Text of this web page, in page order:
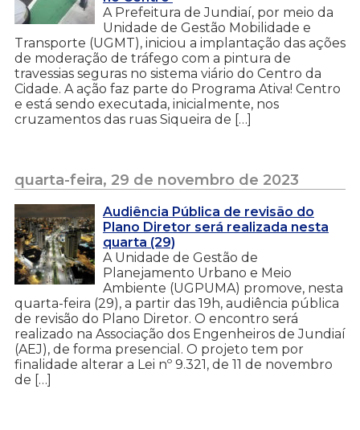
A Prefeitura de Jundiaí, por meio da
Unidade de Gestão Mobilidade e
Transporte (UGMT), iniciou a implantação das ações
de moderação de tráfego com a pintura de
travessias seguras no sistema viário do Centro da
Cidade. A ação faz parte do Programa Ativa! Centro
e está sendo executada, inicialmente, nos
cruzamentos das ruas Siqueira de […]
quarta-feira, 29 de novembro de 2023
Audiência Pública de revisão do
Plano Diretor será realizada nesta
quarta (29)
A Unidade de Gestão de
Planejamento Urbano e Meio
Ambiente (UGPUMA) promove, nesta
quarta-feira (29), a partir das 19h, audiência pública
de revisão do Plano Diretor. O encontro será
realizado na Associação dos Engenheiros de Jundiaí
(AEJ), de forma presencial. O projeto tem por
finalidade alterar a Lei nº 9.321, de 11 de novembro
de […]